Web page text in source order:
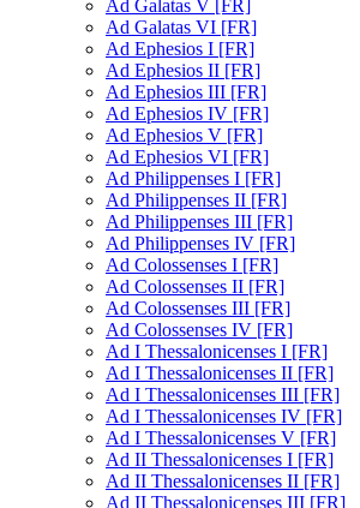
Ad Galatas V [FR]
Ad Galatas VI [FR]
Ad Ephesios I [FR]
Ad Ephesios II [FR]
Ad Ephesios III [FR]
Ad Ephesios IV [FR]
Ad Ephesios V [FR]
Ad Ephesios VI [FR]
Ad Philippenses I [FR]
Ad Philippenses II [FR]
Ad Philippenses III [FR]
Ad Philippenses IV [FR]
Ad Colossenses I [FR]
Ad Colossenses II [FR]
Ad Colossenses III [FR]
Ad Colossenses IV [FR]
Ad I Thessalonicenses I [FR]
Ad I Thessalonicenses II [FR]
Ad I Thessalonicenses III [FR]
Ad I Thessalonicenses IV [FR]
Ad I Thessalonicenses V [FR]
Ad II Thessalonicenses I [FR]
Ad II Thessalonicenses II [FR]
Ad II Thessalonicenses III [FR]